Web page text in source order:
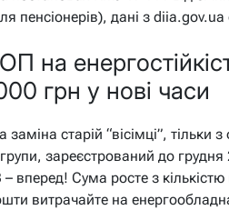
пенсіонерів), дані з
на
грн у нові часи
старій “вісімці”, тільки
зареєстрований до грудня
вперед! Сума росте з
витрачайте на